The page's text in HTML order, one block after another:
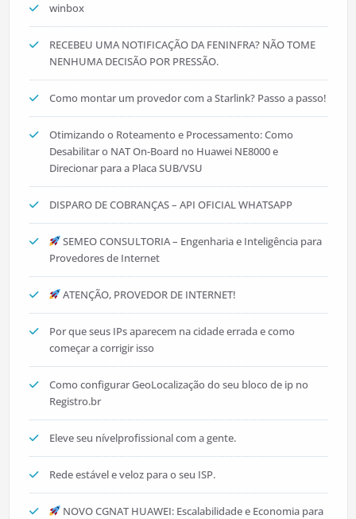
winbox
RECEBEU UMA NOTIFICAÇÃO DA FENINFRA? NÃO TOME
NENHUMA DECISÃO POR PRESSÃO.
Como montar um provedor com a Starlink? Passo a passo!
Otimizando o Roteamento e Processamento: Como
Desabilitar o NAT On-Board no Huawei NE8000 e
Direcionar para a Placa SUB/VSU
DISPARO DE COBRANÇAS – API OFICIAL WHATSAPP
SEMEO CONSULTORIA – Engenharia e Inteligência para
Provedores de Internet
ATENÇÃO, PROVEDOR DE INTERNET!
Por que seus IPs aparecem na cidade errada e como
começar a corrigir isso
Como configurar GeoLocalização do seu bloco de ip no
Registro.br
Eleve seu nívelprofissional com a gente.
Rede estável e veloz para o seu ISP.
NOVO CGNAT HUAWEI: Escalabilidade e Economia para